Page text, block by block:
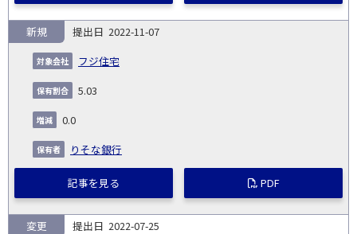
2022-11-07
フジ住宅
新規
5.03
0.0
りそな銀行
記事を見る PDF
2022-07-25
変更